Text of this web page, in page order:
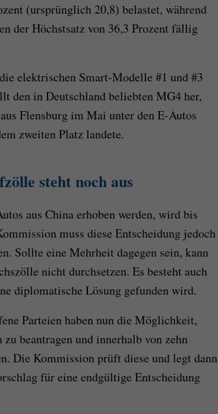
(ursprünglich 20,8) belastet, während
der Höchstsatz von 36,3 Prozent fällig
elektrischen Smart-Modelle #1 und #3
den in Deutschland beliebten MG4 her,
Flensburg im Mai unter den E-Autos
zweiten Platz landete.
steht noch aus
aus China erhoben werden, wird bis
muss diese Entscheidung jedoch
Sollte eine Mehrheit dagegen sein, kann
nicht durchsetzen. Es besteht auch
diplomatische Lösung gefunden wird.
Parteien haben nun die Möglichkeit,
beantragen und innerhalb von zehn
Die Kommission prüft diese und legt dann
für eine endgültige Entscheidung